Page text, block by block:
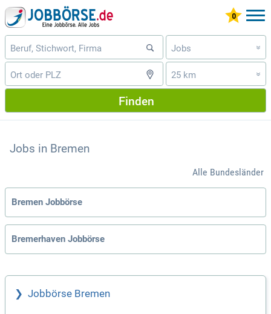
Jobs »
25 km »
Finden
Jobs in Bremen
Alle Bundesländer
Bremen Jobbörse
Bremerhaven Jobbörse
Jobbörse Bremen